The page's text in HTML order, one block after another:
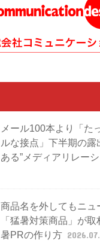
メール100本より「た
ルな接点」下半期の露
ある”メディアリレー
商品名を外してもニュ
「猛暑対策商品」が
暑PRの作り方